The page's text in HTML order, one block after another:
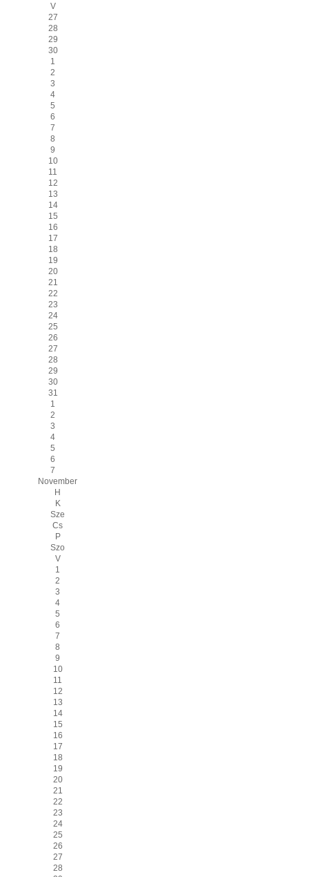
V
27
28
29
30
1
2
3
4
5
6
7
8
9
10
11
12
13
14
15
16
17
18
19
20
21
22
23
24
25
26
27
28
29
30
31
1
2
3
4
5
6
7
November
H
K
Sze
Cs
P
Szo
V
1
2
3
4
5
6
7
8
9
10
11
12
13
14
15
16
17
18
19
20
21
22
23
24
25
26
27
28